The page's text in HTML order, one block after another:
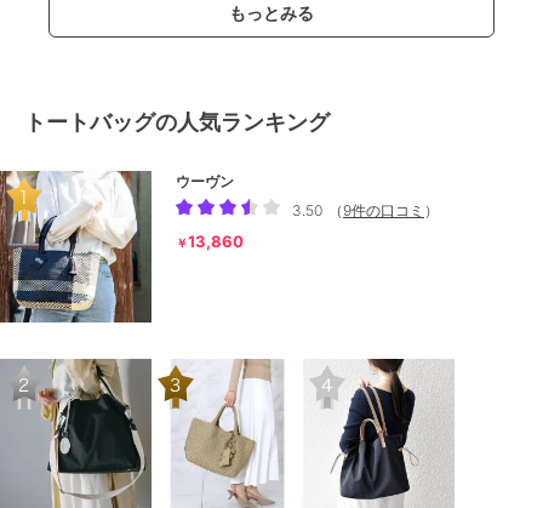
もっとみる
トートバッグの人気ランキング
ウーヴン
3.50
（ 9件の口コミ ）
￥13,860